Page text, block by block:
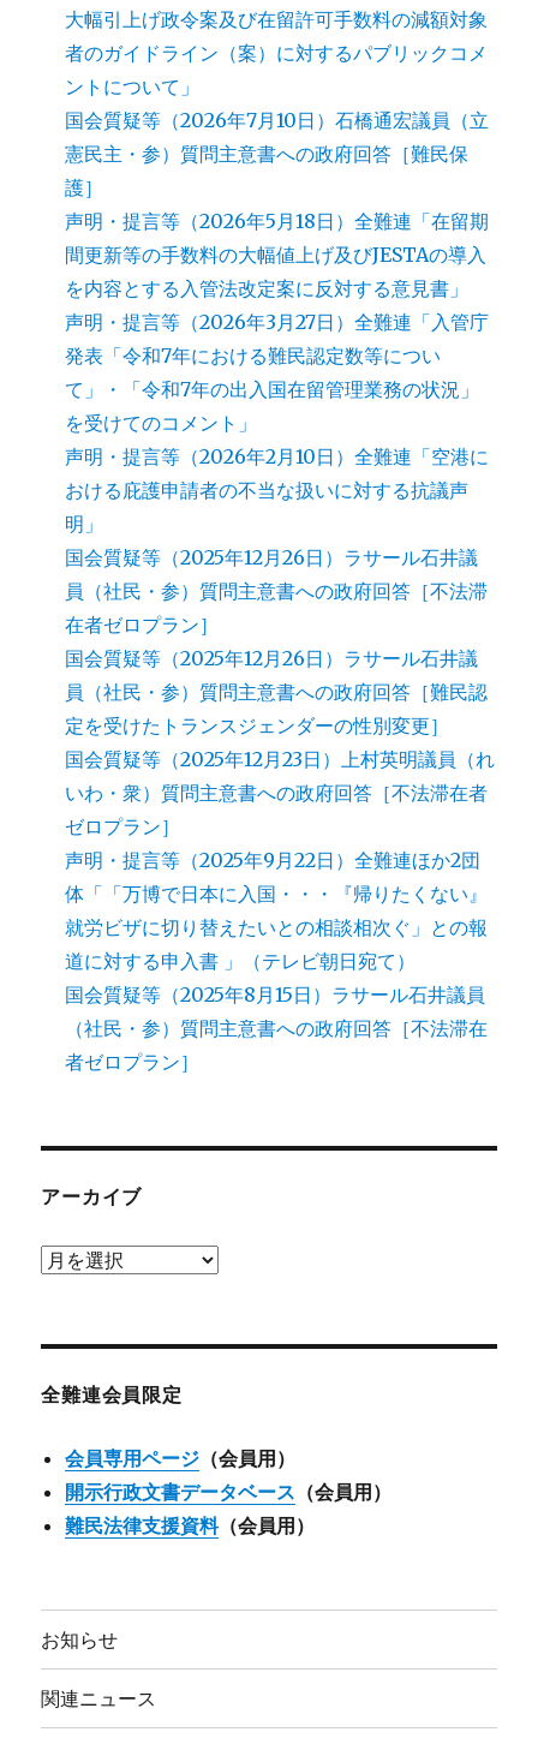
大幅引上げ政令案及び在留許可手数料の減額対象
者のガイドライン（案）に対するパブリックコメ
ントについて」
国会質疑等（2026年7月10日）石橋通宏議員（立
憲民主・参）質問主意書への政府回答［難民保
護］
声明・提言等（2026年5月18日）全難連「在留期
間更新等の手数料の大幅値上げ及びJESTAの導入
を内容とする入管法改定案に反対する意見書」
声明・提言等（2026年3月27日）全難連「入管庁
発表「令和7年における難民認定数等につい
て」・「令和7年の出入国在留管理業務の状況」
を受けてのコメント」
声明・提言等（2026年2月10日）全難連「空港に
おける庇護申請者の不当な扱いに対する抗議声
明」
国会質疑等（2025年12月26日）ラサール石井議
員（社民・参）質問主意書への政府回答［不法滞
在者ゼロプラン］
国会質疑等（2025年12月26日）ラサール石井議
員（社民・参）質問主意書への政府回答［難民認
定を受けたトランスジェンダーの性別変更］
国会質疑等（2025年12月23日）上村英明議員（れ
いわ・衆）質問主意書への政府回答［不法滞在者
ゼロプラン］
声明・提言等（2025年9月22日）全難連ほか2団
体「「万博で日本に入国・・・『帰りたくない』
就労ビザに切り替えたいとの相談相次ぐ」との報
道に対する申入書 」（テレビ朝日宛て）
国会質疑等（2025年8月15日）ラサール石井議員
（社民・参）質問主意書への政府回答［不法滞在
者ゼロプラン］
アーカイブ
ア
ブ
全難連会員限定
会員専用ページ （会員用）
開示行政文書データベース （会員用）
難民法律支援資料（会員用）
お知らせ
関連ニュース